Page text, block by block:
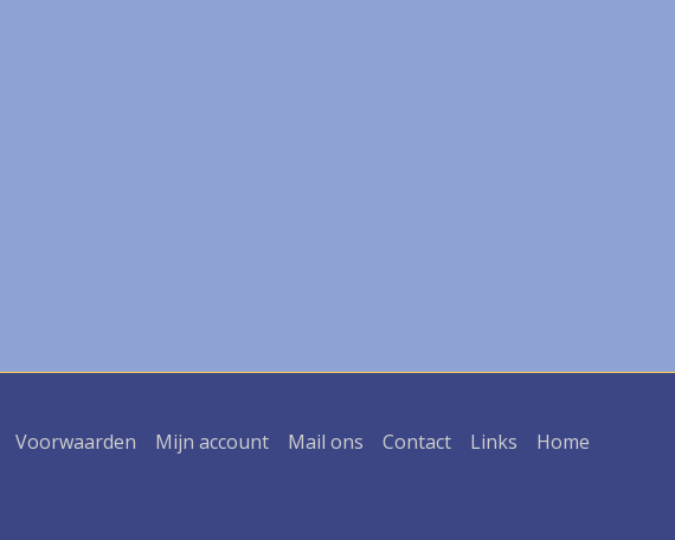
Voorwaarden Mijn account Mail ons Contact Links Home